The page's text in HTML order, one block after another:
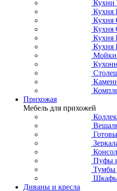
Кухни
Кухня
Кухня
Кухня
Кухня
Кухня
Мойки
Прихожая
Мебель для прихожей
Пуфы
Тумбы
Диваны и кресла